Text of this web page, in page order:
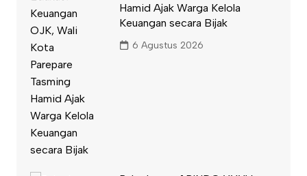
Hamid Ajak Warga Kelola
Keuangan secara Bijak
6 Agustus 2026